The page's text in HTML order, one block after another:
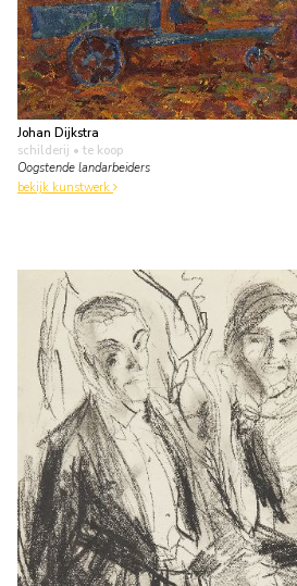
Johan Dijkstra
schilderij • te koop
Oogstende landarbeiders
bekijk kunstwerk